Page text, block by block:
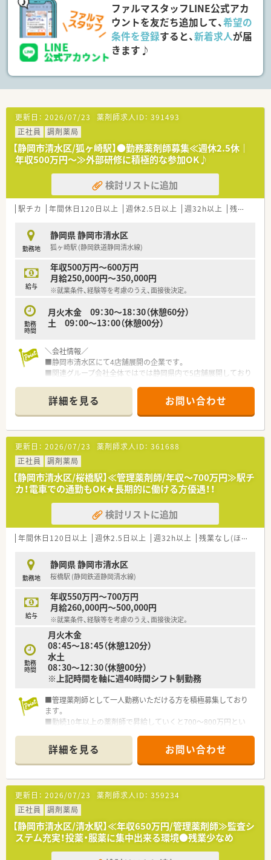
ファルマスタッフLINE公式アカ
ウントを友だち追加して、希望の
条件を登録すると、新着求人が届
きます♪
更新日： 2026/07/23 薬剤師求人ID： 391493
正社員
調剤薬局
【静岡市清水区/狐ヶ崎駅】●勤務薬剤師募集≪週休2.5休｜
年収500万円～≫外部研修に積極的な参加OK♪
検討リストに追加
駅チカ 年間休日120日以上 週休2.5日以上 週32h以上 残業なし(ほぼなし含む)
勤務地
静岡県 静岡市清水区
狐ヶ崎駅 (静岡鉄道静岡清水線)
給与
年収500万円～600万円
月給250,000円～350,000円
※就業条件、経験等を考慮のうえ、面接後決定。
勤務
時間
月火木金 09：30～18：30（休憩60分）
土 09：00～13：00（休憩00分）
＼会社情報／
■静岡市清水区にて4店舗展開の企業です。
■関連グループ会社全体ではでは静岡県内で5店舗展開しており
■グループとして開局から約35年を迎え地域への貢献度も高
く、地元のかかりつけ薬局として絶対的存在感のある企業（薬局）
です。
■グループ全体の在籍スタッフは多く和気あいあいとしており、
人間関係が非常に良好な環境です。
■調剤業務を実施していく上で「便利」と思ったものはどんどん
導入しております。
■対人業務にシフトチェンジする上では知識量が不可欠という
事で、研修にも力を入れております。
■外部研修への参加費用、及び日当や宿泊費も会社負担。参加手
当として1回3,000円も支給されます。
■全店舗あわせて、薬学実習生も毎年2名前後受け入れられてお
ります。
■狐ヶ崎駅 (静岡鉄道静岡清水線)から徒歩3分の場所にございま
す。公共交通機関でのご通勤も可能でございます。
■内科・小児科クリニック門前の調剤薬局です。
■水曜はお休みですので、日祝と土曜を含め週休2.5日となりま
す。
■常時薬剤師は複数名います。
詳細を見る お問い合わせ
更新日： 2026/07/23 薬剤師求人ID： 361688
正社員
調剤薬局
【静岡市清水区/桜橋駅】≪管理薬剤師/年収～700万円≫駅チ
カ！電車での通勤もOK★長期的に働ける方優遇！！
検討リストに追加
年間休日120日以上 週休2.5日以上 週32h以上 残業なし(ほぼなし含む)
勤務地
静岡県 静岡市清水区
桜橋駅 (静岡鉄道静岡清水線)
給与
年収550万円～700万円
月給260,000円～500,000円
※就業条件、経験等を考慮のうえ、面接後決定。
勤務
時間
月火木金
08：45～18：45（休憩120分）
水土
08：30～12：30（休憩00分）
※上記時間を軸に週40時間シフト制勤務
■管理薬剤師として一人勤務いただける方を積極募集しており
ます。
■勤続10年以上の薬剤師で昇給していくと700～800万円とい
■残業は月平均3時間程度と、ほとんどありません。
■車内に居たまま薬の処方を行うドライブイン方式も採用して
おります。
■スポーツファーマシスト、実務指導、健康サポートなども積極
的に取り組める環境です。
■地域連携薬局の認定も受けております。
詳細を見る お問い合わせ
更新日： 2026/07/23 薬剤師求人ID： 359234
正社員
調剤薬局
【静岡市清水区/清水駅】≪年収650万円/管理薬剤師≫監査シ
ステム充実！投薬・服薬に集中出来る環境●残業少なめ